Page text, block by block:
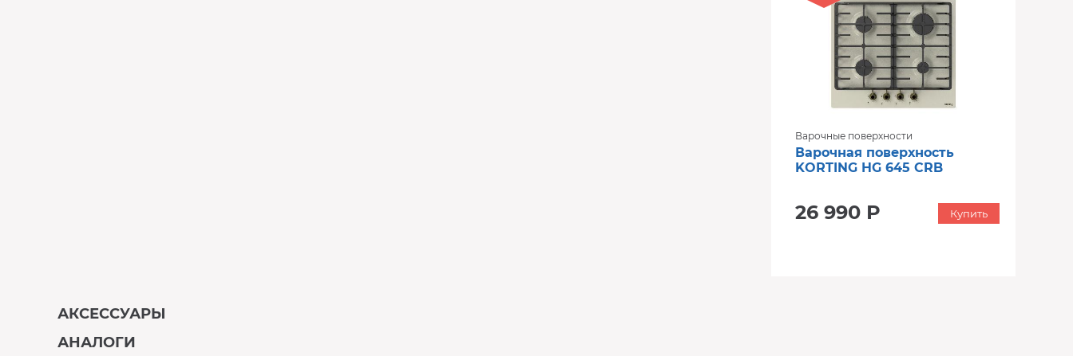
Варочные поверхности
Варочная поверхность
KORTING HG 645 CRB
26 990 Р Купить
АКСЕССУАРЫ
АНАЛОГИ